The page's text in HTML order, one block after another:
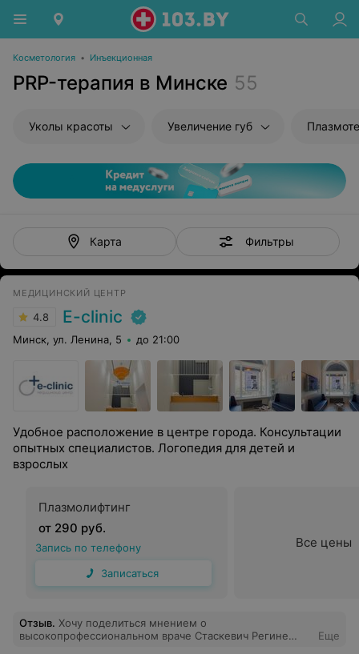
Косметология • Инъекционная
PRP-терапия в Минске 55
Уколы красоты Увеличение губ
Карта Фильтры
МЕДИЦИНСКИЙ ЦЕНТР
4.8 E-clinic
Минск, ул. Ленина, 5 до 21:00
Удобное расположение в центре города. Консультации
опытных специалистов. Логопедия для детей и
взрослых
Плазмолифтинг
от 290 руб.
Запись по телефону
Записаться
Все цены
Отзыв. Хочу поделиться мнением о
высокопрофессиональном враче Стаскевич Регине
Еще